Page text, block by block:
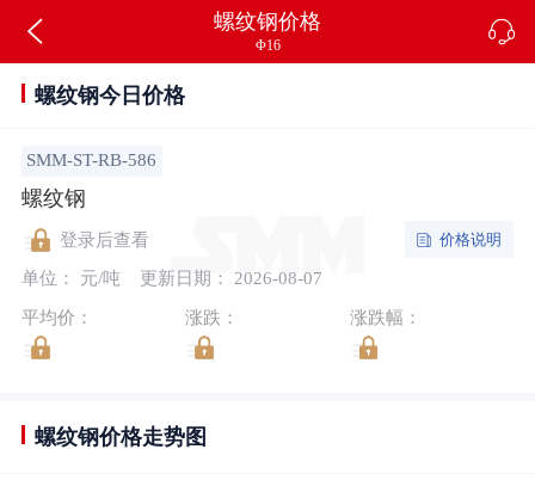
螺纹钢价格
Φ16
螺纹钢今日价格
SMM-ST-RB-586
螺纹钢
登录后查看
单位： 元/吨
更新日期： 2026-08-07
价格说明
平均价： 涨跌： 涨跌幅：
螺纹钢价格走势图